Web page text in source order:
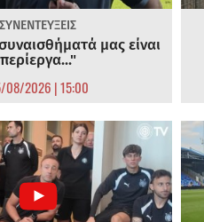
ΣΥΝΕΝΤΕΥΞΕΙΣ
μας είναι
περίεργα..."
08/2026 | 15:00